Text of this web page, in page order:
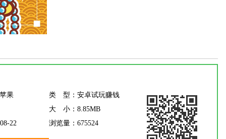
果 类 型： 安卓试玩赚钱
大 小： 8.85MB
22
浏览量： 675524